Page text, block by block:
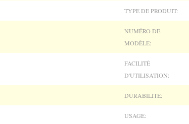
TYPE DE PRODUIT:
NUMÉRO DE
MODÈLE:
FACILITÉ
D'UTILISATION:
DURABILITÉ:
USAGE: